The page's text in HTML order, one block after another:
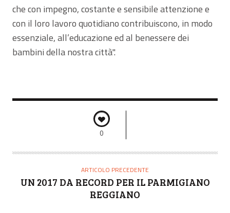
che con impegno, costante e sensibile attenzione e
con il loro lavoro quotidiano contribuiscono, in modo
essenziale, all’educazione ed al benessere dei
bambini della nostra città".
0
ARTICOLO PRECEDENTE
UN 2017 DA RECORD PER IL PARMIGIANO
REGGIANO